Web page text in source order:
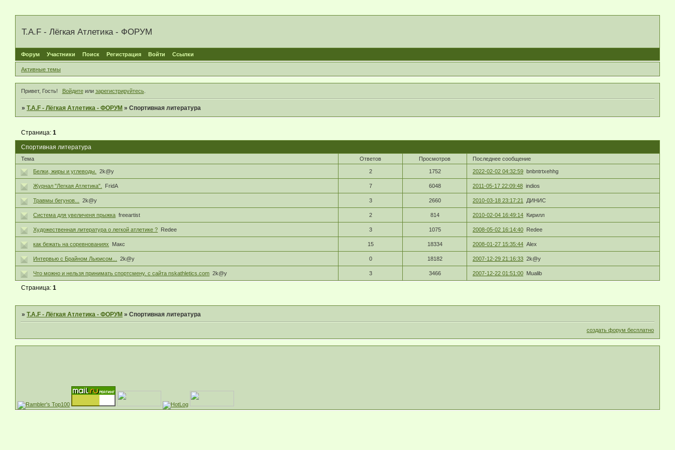
T.A.F - Лёгкая Атлетика - ФОРУМ
Форум Участники Поиск Регистрация Войти Ссылки
Активные темы
Привет, Гость! Войдитеили зарегистрируйтесь.
»T.A.F - Лёгкая Атлетика - ФОРУМ »Спортивная литература
Спортивная литература
Страница:1
Тема Ответов Просмотров Последнее сообщение
Белки, жиры и углеводы. 2k@y 2 1752 2022-02-02 04:32:59 bnbntrtxehhg
Журнал "Легкая Атлетика". FridA 7 6048 2011-05-17 22:09:48 indios
Травмы бегунов... 2k@y 3 2660 2010-03-18 23:17:21 ДИНИС
Система для увеличеня прыжка freeartist 2 814 2010-02-04 16:49:14 Кирилл
Художественная литература о легкой атлетике ? Redee 3 1075 2008-05-02 16:14:40 Redee
как бежать на соревнованиях Макс 15 18334 2008-01-27 15:35:44 Alex
Интервью с Брайном Льюисом... 2k@y 0 18182 2007-12-29 21:16:33 2k@y
Что можно и нельзя принимать спортсмену. с сайта nskathletics.com 2k@y 3 3466 2007-12-22 01:51:00 Mualib
Страница:1
»T.A.F - Лёгкая Атлетика - ФОРУМ »Спортивная литература
создать форум бесплатно